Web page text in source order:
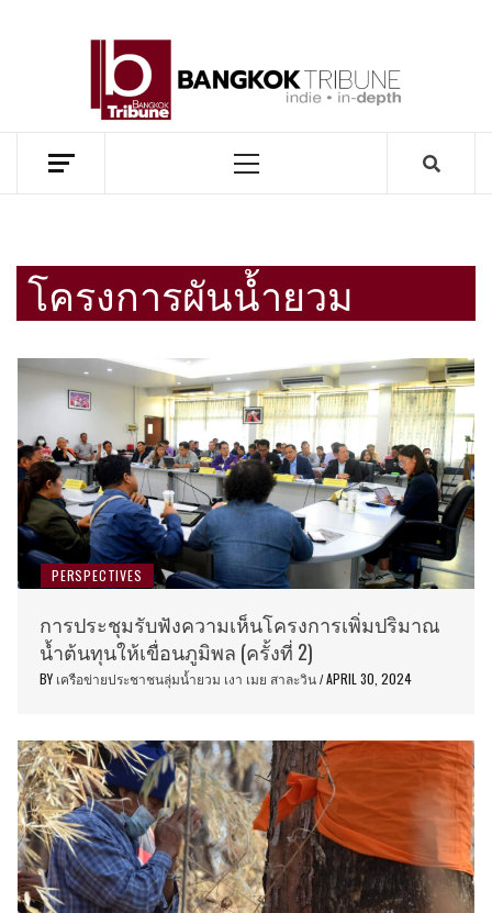
Menu
โครงการผันน้ำยวม
PERSPECTIVES
การประชุมรับฟังความเห็นโครงการเพิ่มปริมาณ
น้ำต้นทุนให้เขื่อนภูมิพล (ครั้งที่ 2)
BY เครือข่ายประชาชนลุ่มน้ำยวม เงา เมย สาละวิน / APRIL 30, 2024